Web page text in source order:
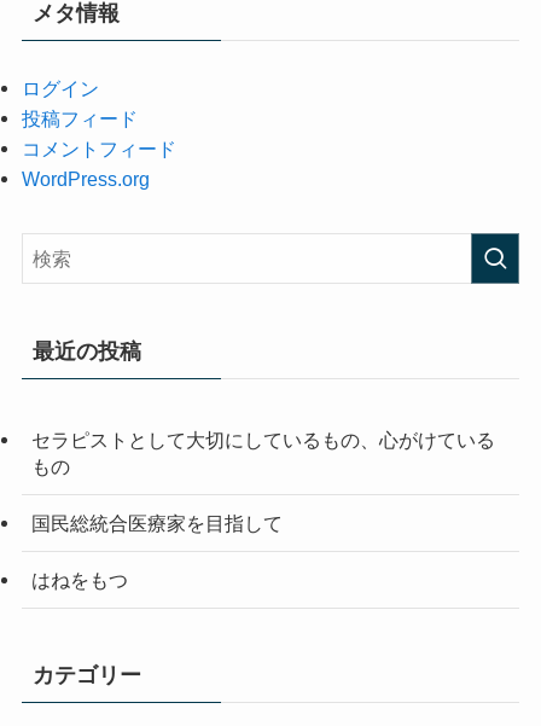
メタ情報
ログイン
投稿フィード
コメントフィード
WordPress.org
最近の投稿
セラピストとして大切にしているもの、心がけている
もの
国民総統合医療家を目指して
はねをもつ
カテゴリー